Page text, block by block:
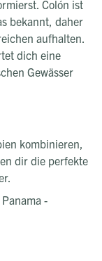
Colón ist
bekannt, daher
aufhalten.
dich eine
Gewässer
kombinieren,
dir die perfekte
-